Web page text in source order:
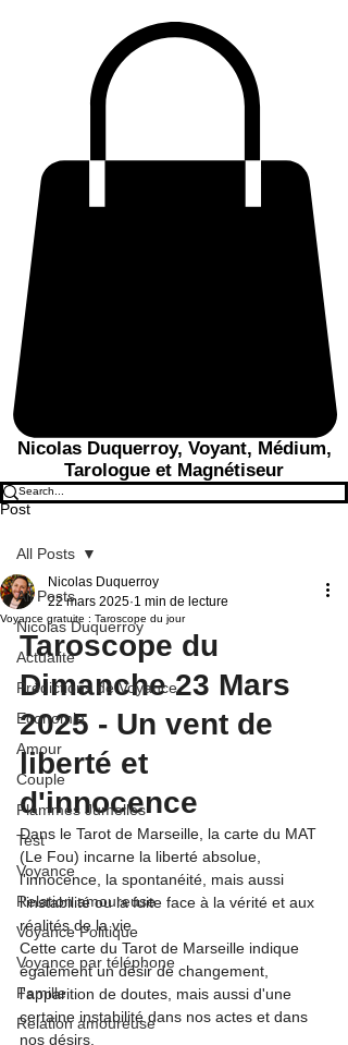
Nicolas Duquerroy, Voyant, Médium,
Tarologue et Magnétiseur
Post
All Posts
Nicolas Duquerroy
Actualité
Prédictions de Voyance
Economie
Amour
Couple
Flammes Jumelles
Test
Voyance
Relation amoureuse
Voyance Politique
Voyance par téléphone
Famille
Relation amoureuse
All Posts
Voyance gratuite : Taroscope du jour
Nicolas Duquerroy
22 mars 2025 1 min de lecture
Taroscope du
Dimanche 23 Mars
2025 - Un vent de
liberté et
d'innocence
Dans le Tarot de Marseille, la carte du MAT
(Le Fou) incarne la liberté absolue,
l'innocence, la spontanéité, mais aussi
l’instabilité ou la fuite face à la vérité et aux
réalités de la vie.
Cette carte du Tarot de Marseille indique
également un désir de changement,
l'apparition de doutes, mais aussi d'une
certaine instabilité dans nos actes et dans
nos désirs.